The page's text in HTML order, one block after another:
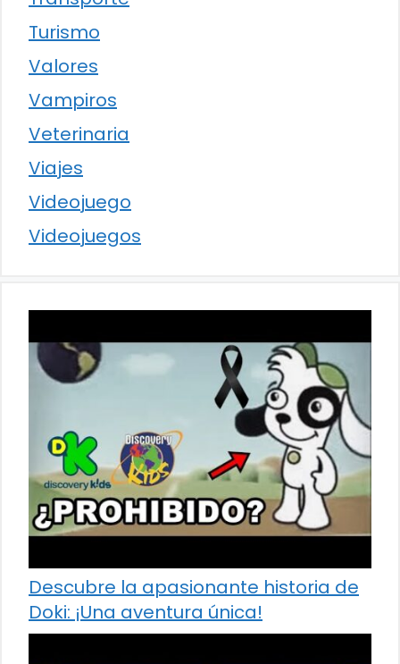
Turismo
Valores
Vampiros
Veterinaria
Viajes
Videojuego
Videojuegos
Descubre la apasionante historia de
Doki: ¡Una aventura única!